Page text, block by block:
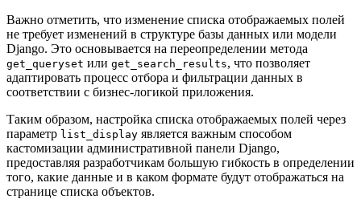
Важно отметить, что изменение списка отображаемых полей
не требует изменений в структуре базы данных или модели
Django. Это основывается на переопределении метода
get_queryset или get_search_results, что позволяет
адаптировать процесс отбора и фильтрации данных в
соответствии с бизнес-логикой приложения.
Таким образом, настройка списка отображаемых полей через
параметр list_display является важным способом
кастомизации административной панели Django,
предоставляя разработчикам большую гибкость в определении
того, какие данные и в каком формате будут отображаться на
странице списка объектов.